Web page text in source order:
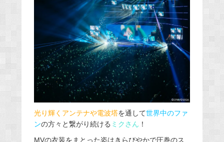
光り輝くアンテナや電波塔を通して世界中のファ
ンの方々と繋がり続ける ミクさん ！
MVの衣装をまとった姿はきらびやかで圧巻のス